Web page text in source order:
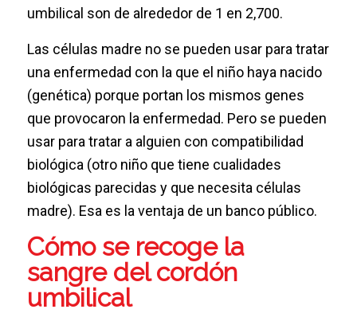
umbilical son de alrededor de 1 en 2,700.
Las células madre no se pueden usar para tratar
una enfermedad con la que el niño haya nacido
(genética) porque portan los mismos genes
que provocaron la enfermedad. Pero se pueden
usar para tratar a alguien con compatibilidad
biológica (otro niño que tiene cualidades
biológicas parecidas y que necesita células
madre). Esa es la ventaja de un banco público.
Cómo se recoge la
sangre del cordón
umbilical